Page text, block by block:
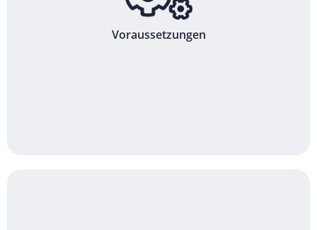
Voraussetzungen